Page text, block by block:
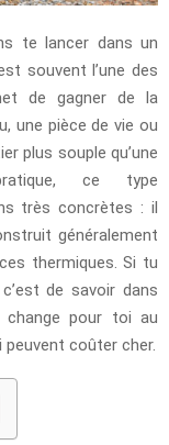
te lancer dans un
souvent l’une des
de gagner de la
une pièce de vie ou
plus souple qu’une
ce type
très concrètes : il
généralement
thermiques. Si tu
de savoir dans
pour toi au
coûter cher.